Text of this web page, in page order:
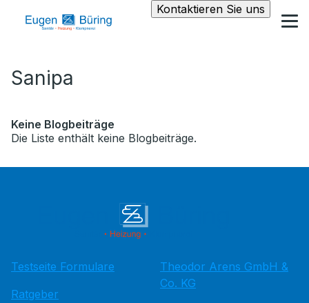
Kontaktieren Sie uns
Sanipa
Keine Blogbeiträge
Die Liste enthält keine Blogbeiträge.
Testseite Formulare
Ratgeber
Theodor Arens GmbH &
Co. KG